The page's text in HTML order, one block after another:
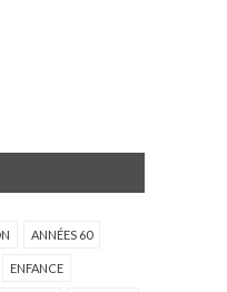
ANNÉES 60
ENFANCE